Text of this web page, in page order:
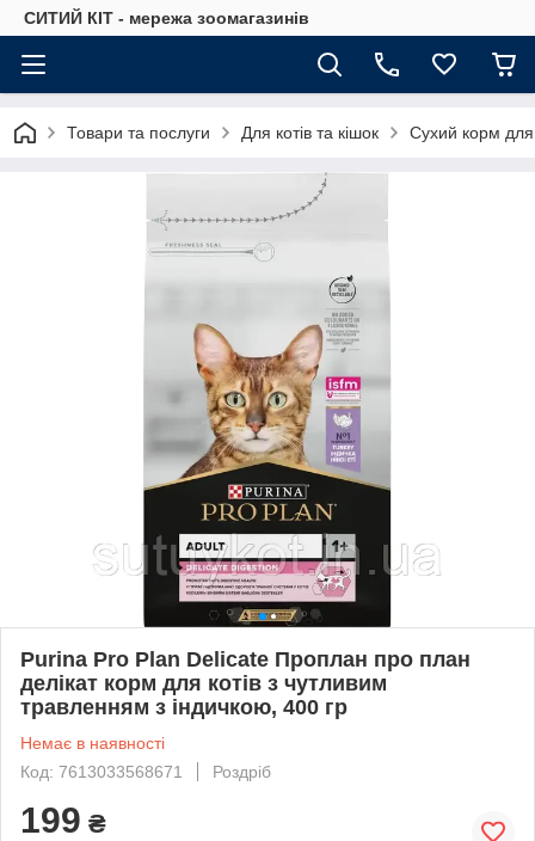
СИТИЙ КІТ - мережа зоомагазинів
Товари та послуги Для котів та кішок Сухий корм для
Purina Pro Plan Delicate Проплан про план
делікат корм для котів з чутливим
травленням з індичкою, 400 гр
Немає в наявності
Код: 7613033568671
Роздріб
199 ₴